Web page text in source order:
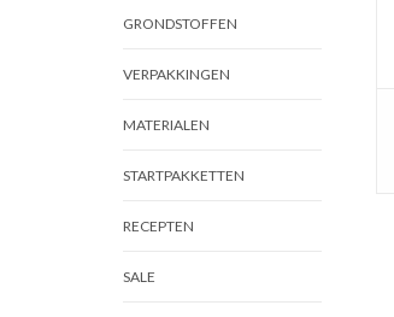
GRONDSTOFFEN
VERPAKKINGEN
MATERIALEN
STARTPAKKETTEN
RECEPTEN
SALE